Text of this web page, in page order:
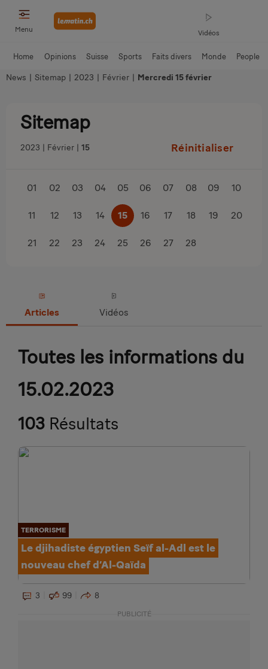
Menu
Home Opinions Suisse Sports Faits divers Monde People
Vidéos
News | Sitemap | 2023 | Février | Mercredi 15 février
Sitemap
2023 Février 15 Réinitialiser
01 02 03 04 05 06 07 08 09 10
11 12 13 14 15 16 17 18 19 20
21 22 23 24 25 26 27 28
Articles Vidéos
Toutes les informations du
15.02.2023
103 Résultats
TERRORISME
Le djihadiste égyptien Seïf al-Adl est le
nouveau chef d’Al-Qaïda
3 99 8
PUBLICITÉ